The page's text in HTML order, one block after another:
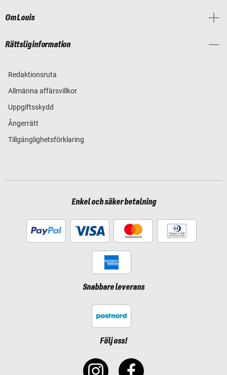
Om Louis
Rättslig information
Redaktionsruta
Allmänna affärsvillkor
Uppgiftsskydd
Ångerrätt
Tillgänglighetsförklaring
Enkel och säker betalning
Snabbare leverans
Följ oss!